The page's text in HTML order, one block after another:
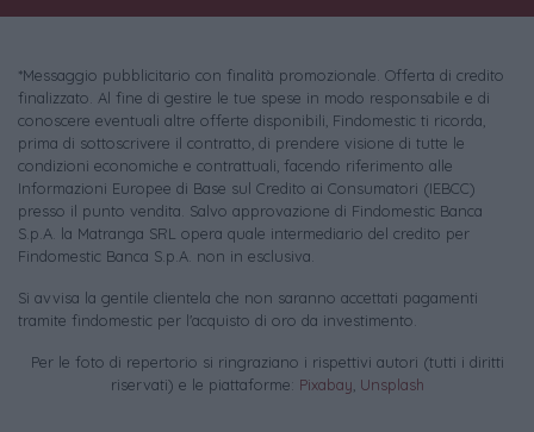
*Messaggio pubblicitario con finalità promozionale. Offerta di credito
finalizzato. Al fine di gestire le tue spese in modo responsabile e di
conoscere eventuali altre offerte disponibili, Findomestic ti ricorda,
prima di sottoscrivere il contratto, di prendere visione di tutte le
condizioni economiche e contrattuali, facendo riferimento alle
Informazioni Europee di Base sul Credito ai Consumatori (IEBCC)
presso il punto vendita. Salvo approvazione di Findomestic Banca
S.p.A. la Matranga SRL opera quale intermediario del credito per
Findomestic Banca S.p.A. non in esclusiva.
Si avvisa la gentile clientela che non saranno accettati pagamenti
tramite findomestic per l'acquisto di oro da investimento.
Per le foto di repertorio si ringraziano i rispettivi autori (tutti i diritti
riservati) e le piattaforme: Pixabay Unsplash